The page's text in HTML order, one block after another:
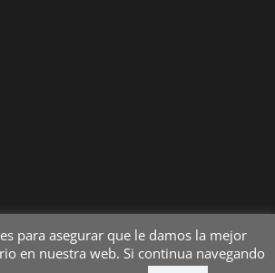
para asegurar que le damos la mejor
en nuestra web. Si continua navegando